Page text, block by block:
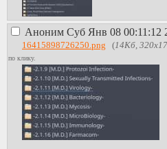
Аноним Суб Янв 08 00:11:12
16415898726250.png (14Кб,
по клику.